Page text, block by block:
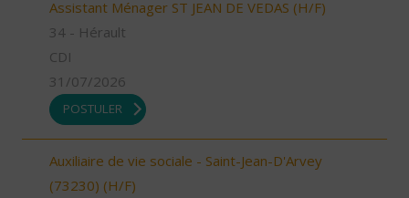
Assistant Ménager ST JEAN DE VEDAS (H/F)
34 - Hérault
CDI
31/07/2026
POSTULER
Auxiliaire de vie sociale - Saint-Jean-D'Arvey
(73230) (H/F)